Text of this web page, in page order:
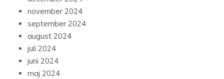
november 2024
september 2024
august 2024
juli 2024
juni 2024
maj 2024